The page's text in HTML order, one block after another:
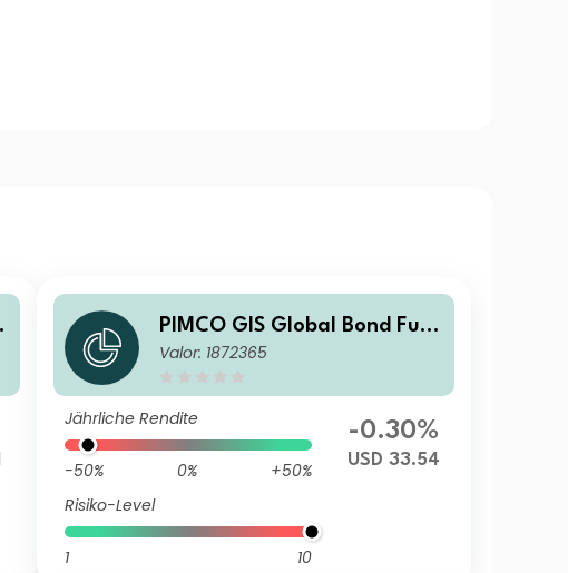
PIMCO GIS Global Bond Fun
d Institutional USD (Currenc
Valor: 1872365
Jährliche Rendite
-50% 0%
+50%
Risiko-Level
1 10
-0.30%
USD 33.54